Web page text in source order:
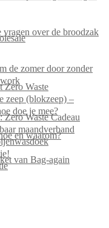
over de broodzak
de zomer door zonder
Zero Waste
zeep (blokzeep) –
doe je mee?
Zero Waste Cadeau
maandverband
en waarom?
van Bag-again